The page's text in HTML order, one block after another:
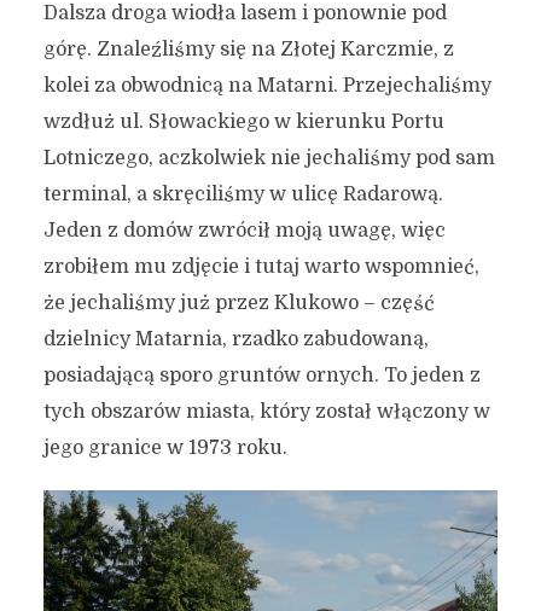
Ponad 50 km rowerem po
Gdańsku! – zachodnie
krańce miasta, zielona
Dalsza droga wiodła lasem i ponownie pod
górę. Znaleźliśmy się na Złotej Karczmie, z
kolei za obwodnicą na Matarni. Przejechaliśmy
wzdłuż ul. Słowackiego w kierunku Portu
Lotniczego, aczkolwiek nie jechaliśmy pod sam
terminal, a skręciliśmy w ulicę Radarową.
Jeden z domów zwrócił moją uwagę, więc
zrobiłem mu zdjęcie i tutaj warto wspomnieć,
że jechaliśmy już przez Klukowo – część
dzielnicy Matarnia, rzadko zabudowaną,
posiadającą sporo gruntów ornych. To jeden z
tych obszarów miasta, który został włączony w
jego granice w 1973 roku.